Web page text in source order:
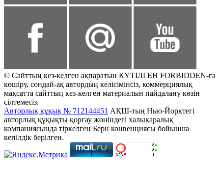
© Сайттың кез-келген ақпаратын КҮТІЛГЕН FORBIDDEN-ға
көшіру, сондай-ақ автордың келісімінсіз, коммерциялық
мақсатта сайттың кез-келген материалын пайдалану көзін
сілтемесіз.
Авторлық құқық № 712144451 АҚШ-тың Нью-Йорктегі
авторлық құқықты қорғау жөніндегі халықаралық
компаниясында тіркелген Берн конвенциясы бойынша
кепілдік берілген.